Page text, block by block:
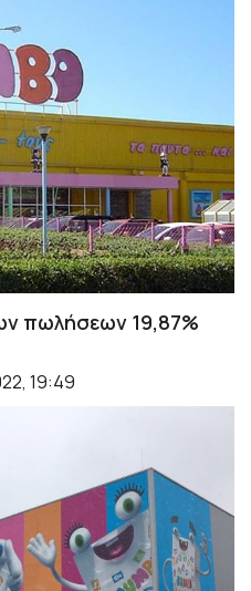
πωλήσεων 19,87%
19:49